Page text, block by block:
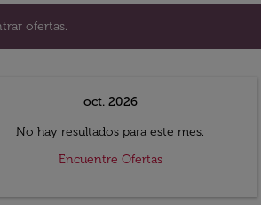
ofertas.
oct. 2026
No hay resultados para este mes.
Encuentre Ofertas